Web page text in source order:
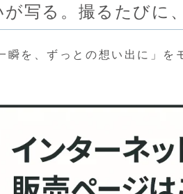
写る。撮るたびに
瞬を、ずっとの想い出に」を